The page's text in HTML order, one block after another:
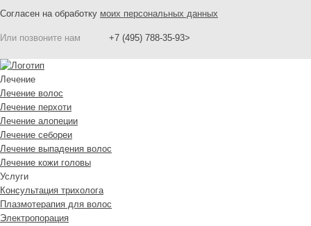
Согласен на обработку моих персональных данных
Или позвоните нам +7 (495) 788-35-93>
Лечение
Лечение волос
Лечение перхоти
Лечение алопеции
Лечение себореи
Лечение выпадения волос
Лечение кожи головы
Услуги
Консультация трихолога
Плазмотерапия для волос
Электропорация